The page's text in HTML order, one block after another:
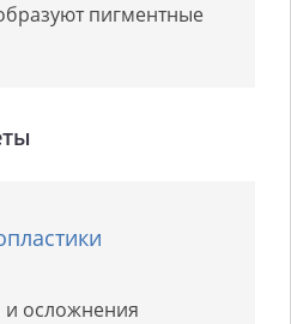
пигментные
и осложнения